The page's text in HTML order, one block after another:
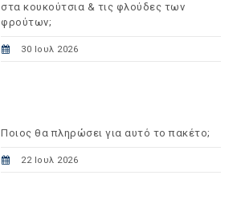
στα κουκούτσια & τις φλούδες των
φρούτων;
30 Ιουλ 2026
Ποιος θα πληρώσει για αυτό το πακέτο;
22 Ιουλ 2026